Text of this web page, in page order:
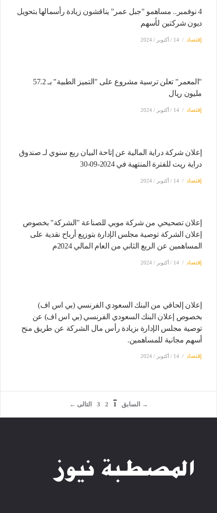
4 نوفمبر.. مساهمو "جبل عمر" يناقشون زيادة رأسمالها بتحويل
ديون شركتين لأسهم
إقتصاد 14 / أكتوبر / 2024
"المعمر" تعلن ترسية مشروع على "التميز الطبية" بـ 57.2
مليون ريال
إقتصاد 14 / أكتوبر / 2024
إعلان شركة دراية المالية عن إتاحة البيان ربع سنوي لـ صندوق
دراية ريت للفترة المنتهية في 2024-09-30
إقتصاد 14 / أكتوبر / 2024
إعلان تصحيحي من شركة موبي للصناعة "الشركة" بخصوص
إعلان الشركة توصية مجلس الإدارة بتوزيع أرباح نقدية على
المساهمين عن الربع الثاني من العام المالي 2024م
إقتصاد 14 / أكتوبر / 2024
إعلان إلحاقي من البنك السعودي الفرنسي (بي اس اف)
بخصوص إعلان البنك السعودي الفرنسي (بي اس اف) عن
توصية مجلس الإدارة بزيادة رأس مال الشركة عن طريق منح
أسهم مجانية للمساهمين.
إقتصاد 14 / أكتوبر / 2024
→ السابق 1
2
3 التالى ←